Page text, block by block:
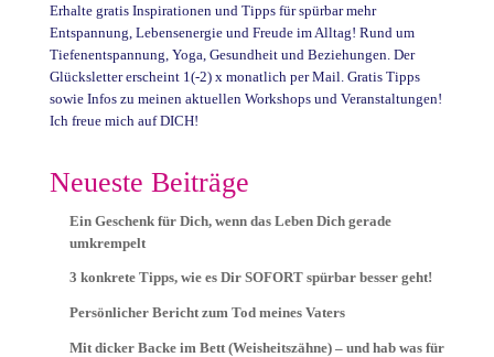
Erhalte gratis Inspirationen und Tipps für spürbar mehr
Entspannung, Lebensenergie und Freude im Alltag! Rund um
Tiefenentspannung, Yoga, Gesundheit und Beziehungen. Der
Glücksletter erscheint 1(-2) x monatlich per Mail. Gratis Tipps
sowie Infos zu meinen aktuellen Workshops und Veranstaltungen!
Ich freue mich auf DICH!
Neueste Beiträge
Ein Geschenk für Dich, wenn das Leben Dich gerade
umkrempelt
3 konkrete Tipps, wie es Dir SOFORT spürbar besser geht!
Persönlicher Bericht zum Tod meines Vaters
Mit dicker Backe im Bett (Weisheitszähne) – und hab was für